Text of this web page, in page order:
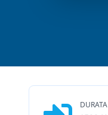
DURATA